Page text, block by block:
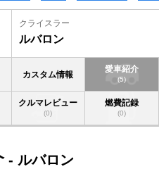
クライスラー
ルバロン
カスタム情報
愛車紹介
(5)
クルマレビュー
(0)
燃費記録
(0)
- ルバロン